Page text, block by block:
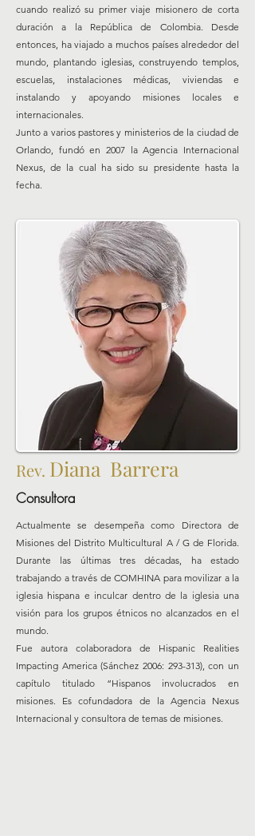
cuando realizó su primer viaje misionero de corta
duración a la República de Colombia. Desde
entonces, ha viajado a muchos países alrededor del
mundo, plantando iglesias, construyendo templos,
escuelas, instalaciones médicas, viviendas e
instalando y apoyando misiones locales e
internacionales.
Junto a varios pastores y ministerios de la ciudad de
Orlando, fundó en 2007 la Agencia Internacional
Nexus, de la cual ha sido su presidente hasta la
fecha.
Rev. Diana Barrera
Consultora
Actualmente se desempeña como Directora de
Misiones del Distrito Multicultural A / G de Florida.
Durante las últimas tres décadas, ha estado
trabajando a través de COMHINA para movilizar a la
iglesia hispana e inculcar dentro de la iglesia una
visión para los grupos étnicos no alcanzados en el
mundo.
Fue autora colaboradora de Hispanic Realities
Impacting America (Sánchez 2006: 293-313), con un
capítulo titulado “Hispanos involucrados en
misiones. Es cofundadora de la Agencia Nexus
Internacional y consultora de temas de misiones.